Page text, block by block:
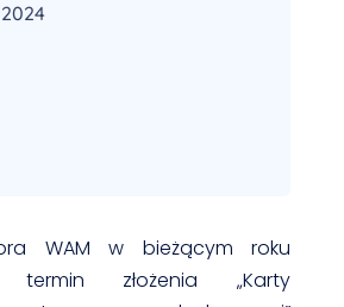
WAM w bieżącym roku
termin złożenia „Karty